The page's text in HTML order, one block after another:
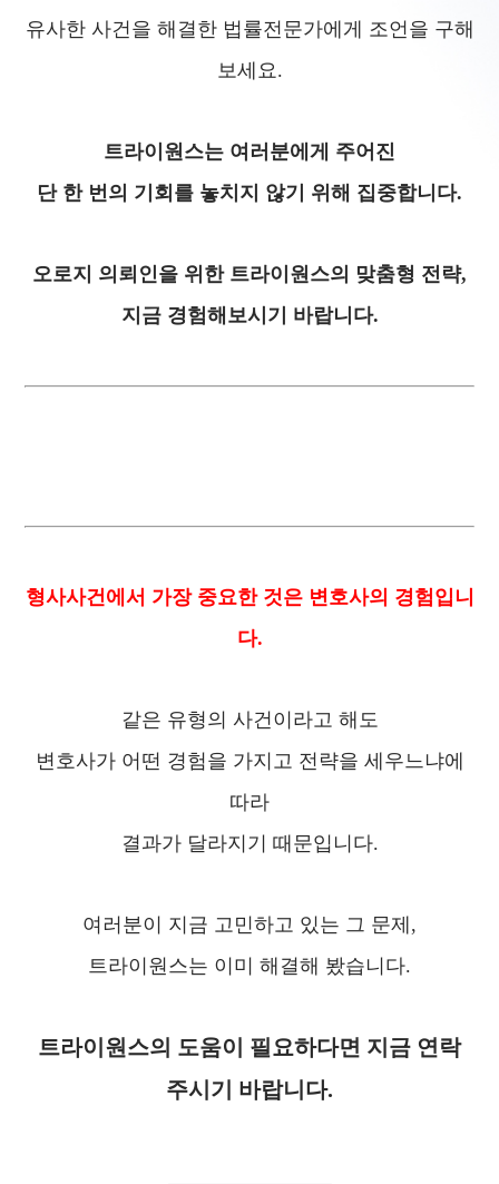
유사한 사건을 해결한 법률전문가에게 조언을 구해
보세요.
트라이원스는 여러분에게 주어진
단 한 번의 기회를 놓치지 않기 위해 집중합니다.
오로지 의뢰인을 위한 트라이원스의 맞춤형 전략,
지금 경험해보시기 바랍니다.
형사사건에서 가장 중요한 것은 변호사의 경험입니
다.
같은 유형의 사건이라고 해도
변호사가 어떤 경험을 가지고 전략을 세우느냐에
따라
결과가 달라지기 때문입니다.
여러분이 지금 고민하고 있는 그 문제,
트라이원스는 이미 해결해 봤습니다.
트라이원스의 도움이 필요하다면 지금 연락
주시기 바랍니다.